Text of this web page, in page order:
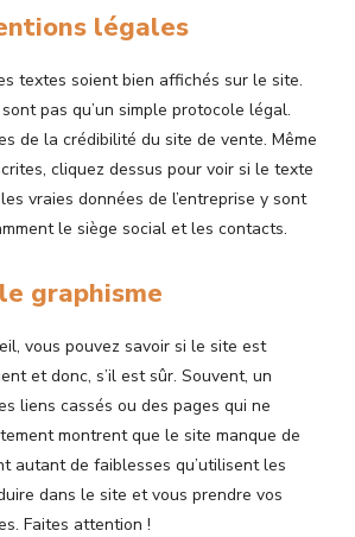
légales
textes soient bien affichés sur le site.
pas qu’un simple protocole légal.
de la crédibilité du site de vente. Même
cliquez dessus pour voir si le texte
vraies données de l’entreprise y sont
le siège social et les contacts.
graphisme
vous pouvez savoir si le site est
et donc, s’il est sûr. Souvent, un
liens cassés ou des pages qui ne
montrent que le site manque de
autant de faiblesses qu’utilisent les
dans le site et vous prendre vos
Faites attention !